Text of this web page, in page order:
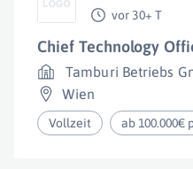
vor 30+ T
Chief Technology
Tamburi Betriebs
Wien
Vollzeit ab 100.000€